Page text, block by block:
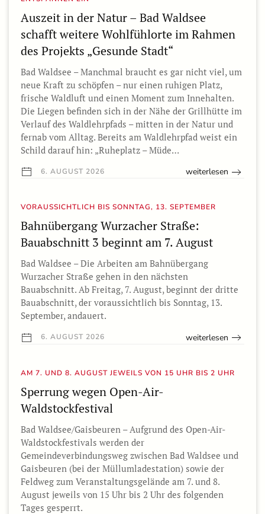
Auszeit in der Natur – Bad Waldsee
schafft weitere Wohlfühlorte im Rahmen
des Projekts „Gesunde Stadt“
Bad Waldsee – Manchmal braucht es gar nicht viel, um
neue Kraft zu schöpfen – nur einen ruhigen Platz,
frische Waldluft und einen Moment zum Innehalten.
Die Liegen befinden sich in der Nähe der Grillhütte im
Verlauf des Waldlehrpfads – mitten in der Natur und
fernab vom Alltag. Bereits am Waldlehrpfad weist ein
Schild darauf hin: „Ruheplatz – Müde…
6. AUGUST 2026 weiterlesen
VORAUSSICHTLICH BIS SONNTAG, 13. SEPTEMBER
Bahnübergang Wurzacher Straße:
Bauabschnitt 3 beginnt am 7. August
Bad Waldsee – Die Arbeiten am Bahnübergang
Wurzacher Straße gehen in den nächsten
Bauabschnitt. Ab Freitag, 7. August, beginnt der dritte
Bauabschnitt, der voraussichtlich bis Sonntag, 13.
September, andauert.
6. AUGUST 2026 weiterlesen
AM 7. UND 8. AUGUST JEWEILS VON 15 UHR BIS 2 UHR
Sperrung wegen Open-Air-
Waldstockfestival
Bad Waldsee/Gaisbeuren – Aufgrund des Open-Air-
Waldstockfestivals werden der
Gemeindeverbindungsweg zwischen Bad Waldsee und
Gaisbeuren (bei der Müllumladestation) sowie der
Feldweg zum Veranstaltungsgelände am 7. und 8.
August jeweils von 15 Uhr bis 2 Uhr des folgenden
Tages gesperrt.